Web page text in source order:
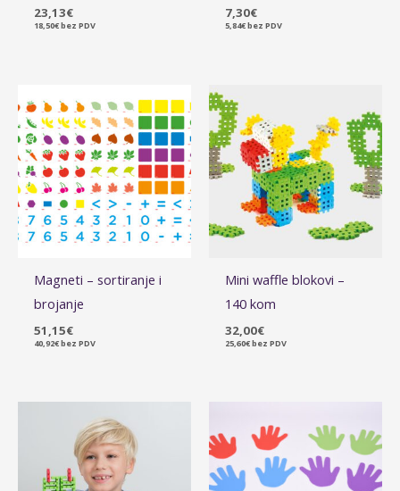
23,13€
18,50€bez PDV
7,30€
5,84€bez PDV
Magneti – sortiranje i
brojanje
51,15€
40,92€bez PDV
Mini waffle blokovi –
140 kom
32,00€
25,60€bez PDV